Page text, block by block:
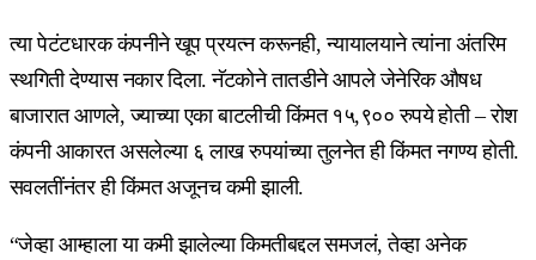
त्या पेटंटधारक कंपनीने खूप प्रयत्न करूनही, न्यायालयाने त्यांना अंतरिम
स्थगिती देण्यास नकार दिला. नॅटकोने तातडीने आपले जेनेरिक औषध
बाजारात आणले, ज्याच्या एका बाटलीची किंमत १५,९०० रुपये होती – रोश
कंपनी आकारत असलेल्या ६ लाख रुपयांच्या तुलनेत ही किंमत नगण्य होती.
सवलतींनंतर ही किंमत अजूनच कमी झाली.
“जेव्हा आम्हाला या कमी झालेल्या किमतीबद्दल समजलं, तेव्हा अनेक